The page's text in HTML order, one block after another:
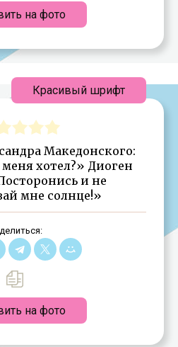
на фото
Македонского:
хотел?» Диоген
и не
мне солнце!»
на фото
Красивый шрифт